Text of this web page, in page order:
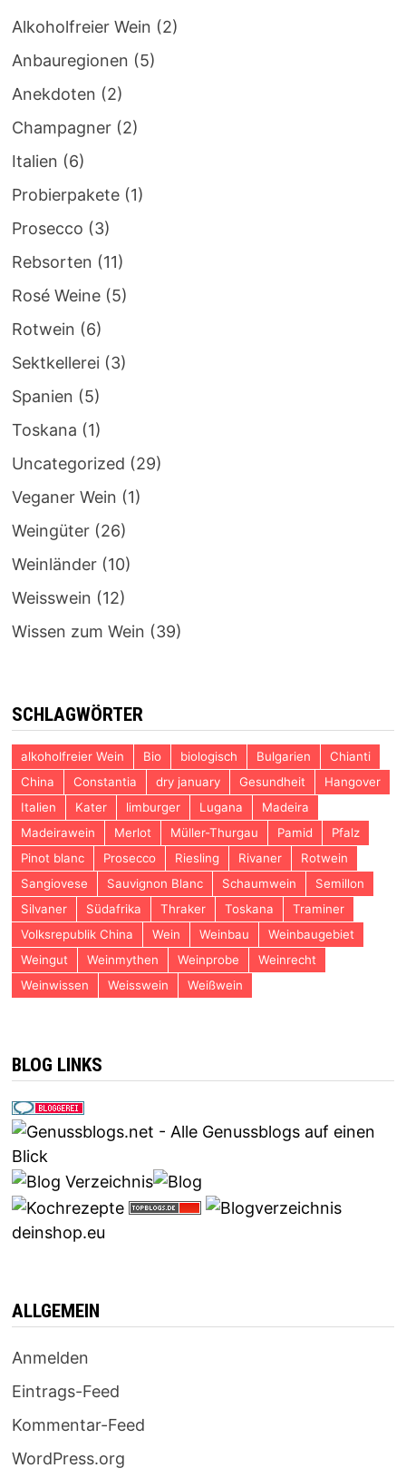
Alkoholfreier Wein (2)
Anbauregionen (5)
Anekdoten (2)
Champagner(2)
Italien (6)
Probierpakete(1)
Prosecco (3)
Rebsorten (11)
Rosé Weine(5)
Rotwein (6)
Sektkellerei (3)
Spanien (5)
Toskana (1)
Uncategorized (29)
Veganer Wein (1)
Weingüter(26)
Weinländer(10)
Weisswein (12)
Wissen zum Wein (39)
SCHLAGWÖRTER
alkoholfreier Wein Bio biologisch Bulgarien
Chianti
China
Constantia dry january Gesundheit
Hangover
Italien
Kater limburger Lugana
Madeira
Madeirawein
Merlot Müller-Thurgau Pamid
Pfalz
Pinot blanc
Prosecco Riesling Rivaner
Rotwein
Sangiovese
Sauvignon Blanc Schaumwein
Semillon
Silvaner
Südafrika Thraker Toskana
Traminer
Volksrepublik China
Wein Weinbau
Weinbaugebiet
Weingut
Weinmythen Weinprobe
Weinrecht
Weinwissen
Weisswein Weißwein
BLOG LINKS
deinshop.eu
ALLGEMEIN
Anmelden
Eintrags-Feed
Kommentar-Feed
WordPress.org